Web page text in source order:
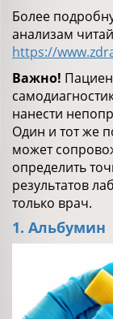
Более
анализам
https://
Важно!
нанести
Один и тот же
может
определить
результатов
только врач.
1. Альбумин